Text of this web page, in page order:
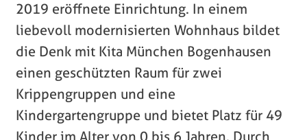
2019 eröffnete Einrichtung. In einem
liebevoll modernisierten Wohnhaus bildet
die Denk mit Kita München Bogenhausen
einen geschützten Raum für zwei
Krippengruppen und eine
Kindergartengruppe und bietet Platz für 49